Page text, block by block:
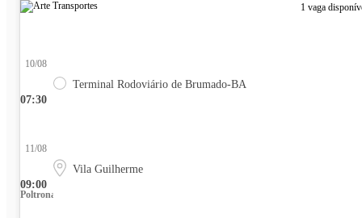
1 vaga
07:30
10/08
Terminal Rodoviário de Brumado-BA
09:00
11/08
Vila Guilherme
Poltrona